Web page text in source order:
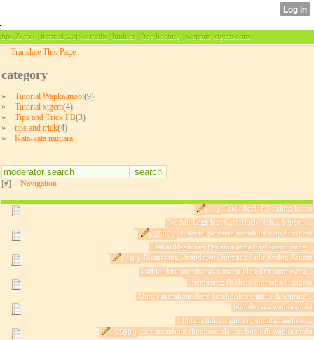
tips & trik | tutorial wapka.mobi | builder | free hosting | wapsite xtgem.com
Translate This Page
category
» Tutorial Wapka.mobi(9)
»
Tutorial xtgem(4)
»
Tips and Trick FB(3)
»
tips and trick(4)
»
Kata-kata mutiara
[#] Navigation
Trick hack FB paling keren
( 1 )
Waduh Lagi-lagi Cara Hack Neh... Seperti ...
Tutorial pertama membuat wap di xtgem
( 2500 )
Daftar/Registrasi Pertama-tama bagi kamu yang...
Memasang Dropdown Otomatis Pada Xtblog Xtgem
( 10 )
kali ini kita membahas tentang blog di xtgem yang...
memasang fb share otomatis di xtgem
Untuk membuat share facebook otomatis di wapsite...
Simple tags wapka.mobi
1) login link Login 2) pendaftaran link ...
cara membuat shoutbox ala facebook di wapka.mobi
( 2500 )